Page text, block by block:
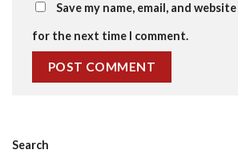
Save my name, email, and
for the next time I comment.
Search